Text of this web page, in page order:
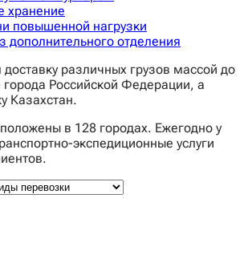
хранение
повышенной нагрузки
дополнительного отделения
различных грузов массой до
Российской Федерации, а
Казахстан.
в 128 городах. Ежегодно у
экспедиционные услуги